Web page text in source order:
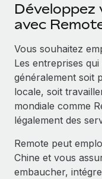
Développez
avec
Vous souhaitez
Les entreprises
généralement soit
locale, soit
mondiale comme
légalement des
Remote peut
Chine et vous
embaucher,